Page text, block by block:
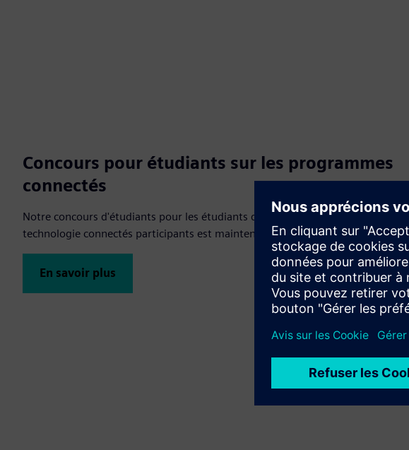
Concours pour étudiants sur les programmes
connectés
Notre concours d'étudiants pour les étudiants de nos universités et instituts de
technologie connectés participants est maintenant ouvert.
En savoir plus